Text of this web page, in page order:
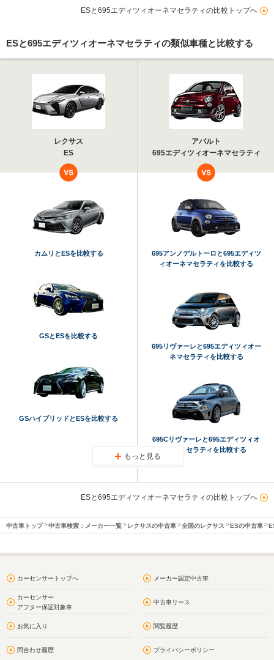
ESと695エディツィオーネマセラティの比較トップへ
ESと695エディツィオーネマセラティの類似車種と比較する
レクサス
ES
アバルト
695エディツィオーネマセラティ
カムリとESを比較する
GSとESを比較する
GSハイブリッドとESを比較する
695アンノデルトーロと695エディツ
ィオーネマセラティを比較する
695リヴァーレと695エディツィオー
ネマセラティを比較する
695Cリヴァーレと695エディツィオ
ーネマセラティを比較する
もっと見る
ESと695エディツィオーネマセラティの比較トップへ
中古車トップ 中古車検索：メーカー一覧 レクサスの中古車 全国のレクサス ESの中古車
カーセンサートップへ メーカー認定中古車
カーセンサー
アフター保証対象車
中古車リース
お気に入り 閲覧履歴
問合わせ履歴 プライバシーポリシー